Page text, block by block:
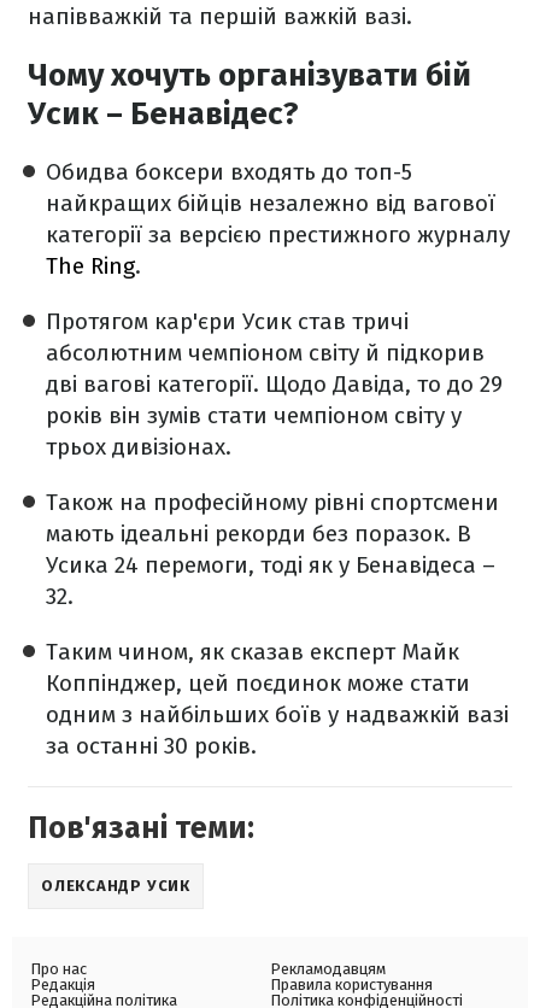
напівважкій та першій важкій вазі.
Чому хочуть організувати бій
Усик – Бенавідес?
Обидва боксери входять до топ-5
найкращих бійців незалежно від вагової
категорії за версією престижного журналу
The Ring.
Протягом кар'єри Усик став тричі
абсолютним чемпіоном світу й підкорив
дві вагові категорії. Щодо Давіда, то до 29
років він зумів стати чемпіоном світу у
трьох дивізіонах.
Також на професійному рівні спортсмени
мають ідеальні рекорди без поразок. В
Усика 24 перемоги, тоді як у Бенавідеса –
32.
Таким чином, як сказав експерт Майк
Коппінджер, цей поєдинок може стати
одним з найбільших боїв у надважкій вазі
за останні 30 років.
Пов'язані теми:
ОЛЕКСАНДР УСИК
Про нас
Редакція
Редакційна політика
Рекламодавцям
Правила користування
Політика конфіденційності